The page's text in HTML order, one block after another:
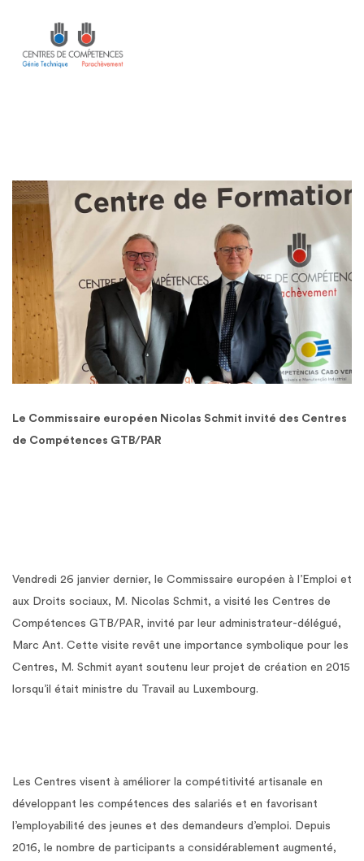
Le Commissaire européen Nicolas Schmit invité des Centres
de Compétences GTB/PAR
Vendredi 26 janvier dernier, le Commissaire européen à l’Emploi et
aux Droits sociaux, M. Nicolas Schmit, a visité les Centres de
Compétences GTB/PAR, invité par leur administrateur-délégué,
Marc Ant. Cette visite revêt une importance symbolique pour les
Centres, M. Schmit ayant soutenu leur projet de création en 2015
lorsqu’il était ministre du Travail au Luxembourg.
Les Centres visent à améliorer la compétitivité artisanale en
développant les compétences des salariés et en favorisant
l’employabilité des jeunes et des demandeurs d’emploi. Depuis
2016, le nombre de participants a considérablement augmenté,